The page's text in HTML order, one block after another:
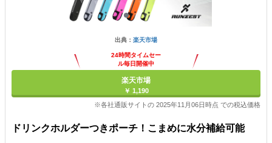
出典： 楽天市場
24時間タイムセー
ル毎日開催中
楽天市場
￥ 1,190
※各社通販サイトの 2025年11月06日時点 での税込価格
ドリンクホルダーつきポーチ！こまめに水分補給可能